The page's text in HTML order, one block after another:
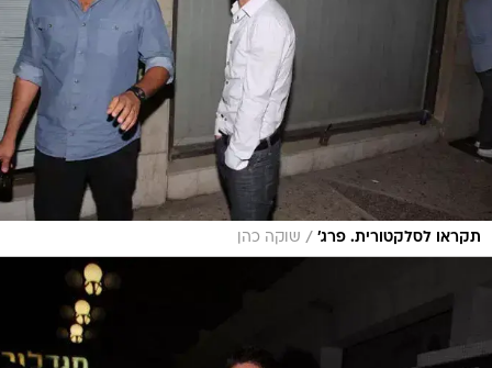
תקראו לסלקטורית. פרג' / שוקה כהן